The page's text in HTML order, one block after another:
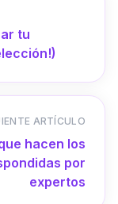
tu
ARTÍCULO
hacen los
por
expertos